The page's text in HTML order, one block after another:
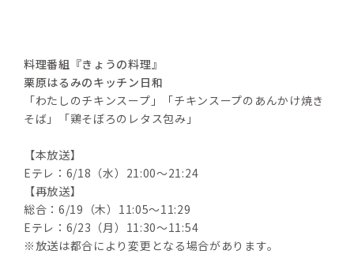
料理番組『きょうの料理』
栗原はるみのキッチン日和
「わたしのチキンスープ」「チキンスープのあんかけ焼き
そば」「鶏そぼろのレタス包み」
【本放送】
Eテレ：6/18（水）21:00～21:24
【再放送】
総合：6/19（木）11:05～11:29
Eテレ：6/23（月）11:30～11:54
※放送は都合により変更となる場合があります。